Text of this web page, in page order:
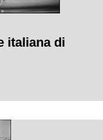
italiana di